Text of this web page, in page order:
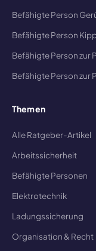
Befähigte Person
Befähigte Person
Befähigte Person zur
Befähigte Person zur
Themen
Alle Ratgeber-Artikel
Arbeitssicherheit
Befähigte Personen
Elektrotechnik
Ladungssicherung
Organisation & Recht